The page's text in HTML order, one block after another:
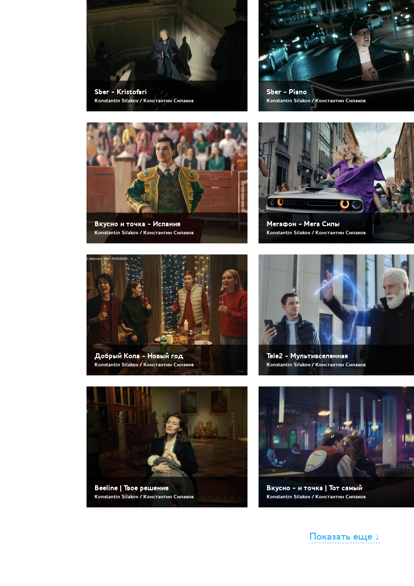
Sber - Kristofari
Konstantin Silakov / Константин Силаков
Sber - Piano
Konstantin Silakov / Константин Силаков
Вкусно и точка - Испания
Konstantin Silakov / Константин Силаков
Мегафон - Мега Силы
Konstantin Silakov / Константин Силаков
Добрый Кола - Новый год
Konstantin Silakov / Константин Силаков
Tele2 - Мультивселенная
Konstantin Silakov / Константин Силаков
Beeline | Твое решение
Konstantin Silakov / Константин Силаков
Вкусно - и точка | Тот самый
Konstantin Silakov / Константин Силаков
Показать еще ↓